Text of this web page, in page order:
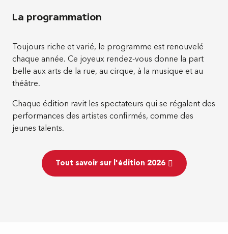
La programmation
Toujours riche et varié, le programme est renouvelé
chaque année. Ce joyeux rendez-vous donne la part
belle aux arts de la rue, au cirque, à la musique et au
théâtre.
Chaque édition ravit les spectateurs qui se régalent des
performances des artistes confirmés, comme des
jeunes talents.
Tout savoir sur l'édition 2026